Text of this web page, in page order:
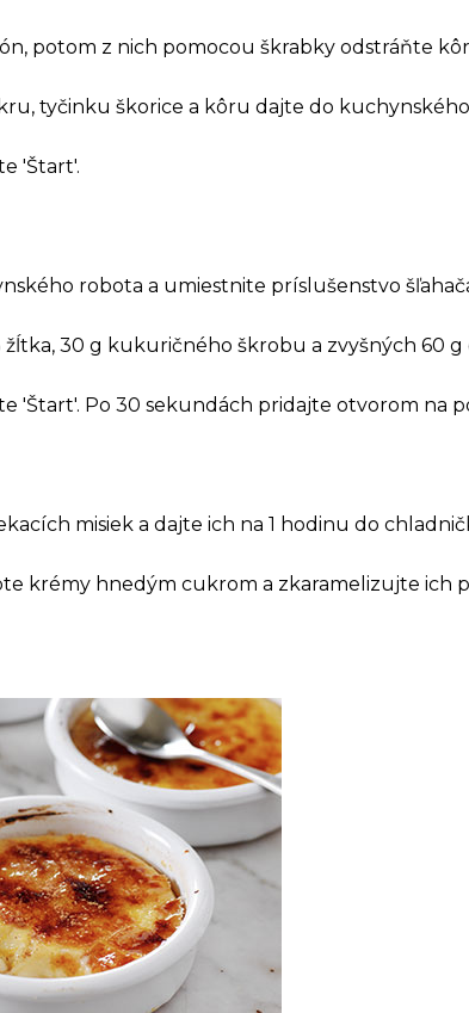
potom z nich pomocou škrabky odstráňte
tyčinku škorice a kôru dajte do
'Štart'.
robota a umiestnite príslušenstvo
žĺtka, 30 g kukuričného škrobu a zvyšných 60
'Štart'. Po 30 sekundách pridajte otvorom na
misiek a dajte ich na 1 hodinu do
krémy hnedým cukrom a zkaramelizujte ich